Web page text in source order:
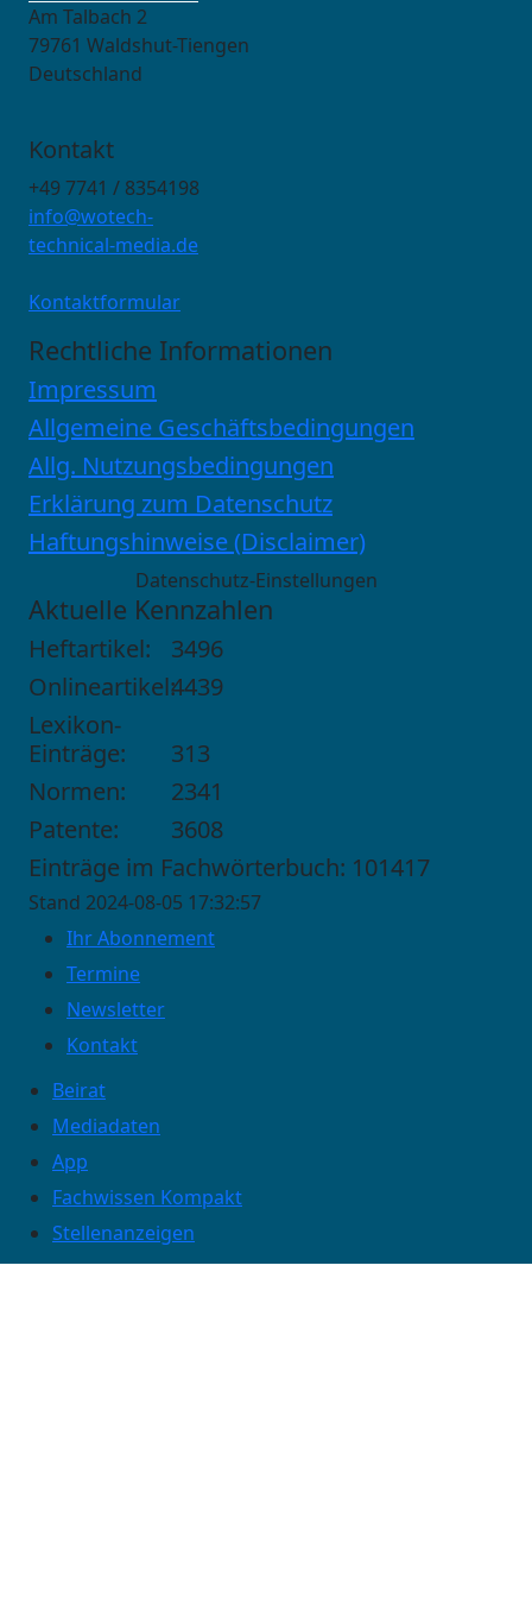
Am Talbach 2
79761 Waldshut-Tiengen
Deutschland
Kontakt
+49 7741 / 8354198
info@wotech-
technical-media.de
Kontaktformular
Rechtliche Informationen
Impressum
Allgemeine Geschäftsbedingungen
Allg. Nutzungsbedingungen
Erklärung zum Datenschutz
Haftungshinweise (Disclaimer)
Datenschutz-Einstellungen
Aktuelle Kennzahlen
Heftartikel:
3496
Onlineartikel:4439
Lexikon-
Einträge:
313
Normen:
2341
Patente:
3608
Einträge im Fachwörterbuch: 101417
Stand 2024-08-05 17:32:57
Ihr Abonnement
Termine
Newsletter
Kontakt
Beirat
Mediadaten
App
Fachwissen Kompakt
Stellenanzeigen